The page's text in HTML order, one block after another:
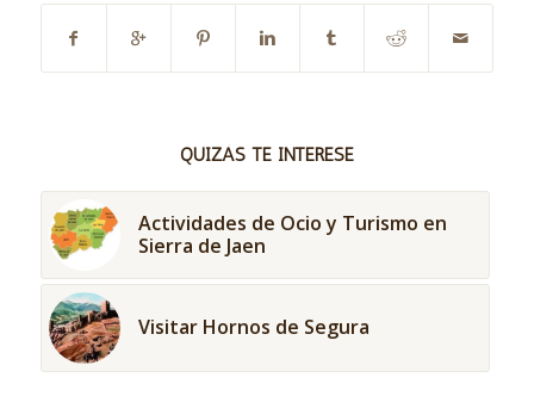
QUIZÁS TE INTERESE
Actividades de Ocio y Turismo en
Sierra de Jaen
Visitar Hornos de Segura